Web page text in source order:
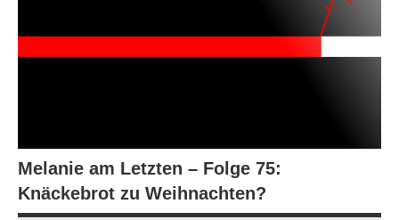
Melanie am Letzten – Folge 75:
Knäckebrot zu Weihnachten?